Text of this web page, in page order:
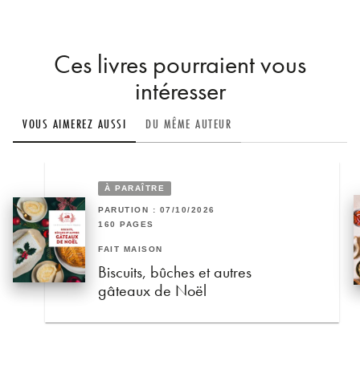
Ces livres pourraient vous
intéresser
VOUS AIMEREZ AUSSI DU MÊME AUTEUR
À PARAÎTRE
PARUTION : 07/10/2026
160 PAGES
FAIT MAISON
Biscuits, bûches et autres
gâteaux de Noël